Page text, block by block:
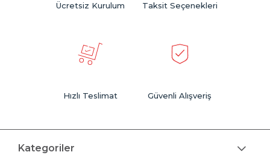
Ücretsiz Kurulum Taksit Seçenekleri
Hızlı Teslimat Güvenli Alışveriş
Kategoriler